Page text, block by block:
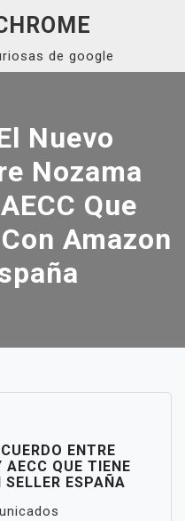
de google
Nuevo
Nozama
Que
Amazon
ENTRE
QUE TIENE
ESPAÑA